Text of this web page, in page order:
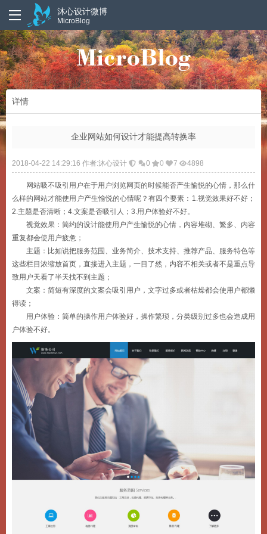
沐心设计微博
MicroBlog
详情
企业网站如何设计才能提高转换率
2018-04-22 14:29:16 作者:沐心设计 0 0 7 4898
网站吸不吸引用户在于用户浏览网页的时候能否产生愉悦的心情，那么什
么样的网站才能使用户产生愉悦的心情呢？有四个要素：1.视觉效果好不好；
2.主题是否清晰；4.文案是否吸引人；3.用户体验好不好。
视觉效果：简约的设计能使用户产生愉悦的心情，内容堆砌、繁多、内容
重复都会使用户疲惫；
主题：比如说把服务范围、业务简介、技术支持、推荐产品、服务特色等
这些栏目浓缩放首页，直接进入主题，一目了然，内容不相关或者不是重点导
致用户天看了半天找不到主题；
文案：简短有深度的文案会吸引用户，文字过多或者枯燥都会使用户都懒
得读；
用户体验：简单的操作用户体验好，操作繁琐，分类级别过多也会造成用
户体验不好。